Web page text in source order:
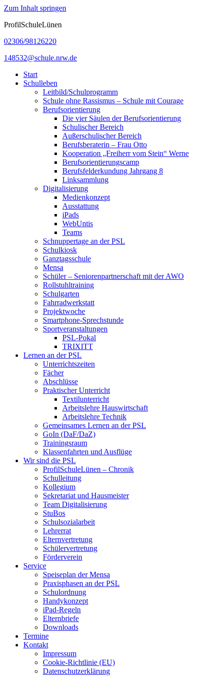
Zum Inhalt springen
ProfilSchuleLünen
02306/98126220
148532@schule.nrw.de
Start
Schulleben
Leitbild/Schulprogramm
Schule ohne Rassismus – Schule mit Courage
Berufsorientierung
Die vier Säulen der Berufsorientierung
Schulischer Bereich
Außerschulischer Bereich
Berufsberaterin – Frau Otto
Kooperation „Freiherr vom Stein“ Werne
Berufsorientierungscamp
Berufsfelderkundung Jahrgang 8
Linksammlung
Digitalisierung
Medienkonzept
Ausstattung
iPads
WebUntis
Teams
Schnuppertage an der PSL
Schulkiosk
Ganztagsschule
Mensa
Schüler – Seniorenpartnerschaft mit der AWO
Rollstuhltraining
Schulgarten
Fahrradwerkstatt
Projektwoche
Smartphone-Sprechstunde
Sportveranstaltungen
PSL-Pokal
TRIXITT
Lernen an der PSL
Unterrichtszeiten
Fächer
Abschlüsse
Praktischer Unterricht
Textilunterricht
Arbeitslehre Hauswirtschaft
Arbeitslehre Technik
Gemeinsames Lernen an der PSL​
GoIn (DaF/DaZ)
Trainingsraum
Klassenfahrten und Ausflüge
Wir sind die PSL
ProfilSchuleLünen – Chronik
Schulleitung
Kollegium
Sekretariat und Hausmeister
Team Digitalisierung
StuBos
Schulsozialarbeit
Lehrerrat
Elternvertretung
Schülervertretung
Förderverein
Service
Speiseplan der Mensa
Praxisphasen an der PSL
Schulordnung
Handykonzept
iPad-Regeln
Elternbriefe
Downloads
Termine
Kontakt
Impressum
Cookie-Richtlinie (EU)
Datenschutzerklärung